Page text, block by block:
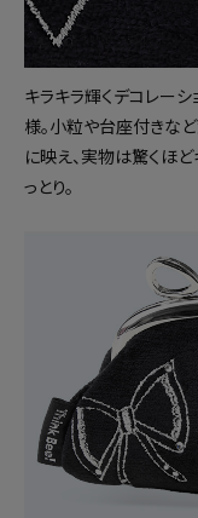
キラキラ輝くデコレー
様。小粒や台座付きな
に映え、実物は驚くほ
っとり。